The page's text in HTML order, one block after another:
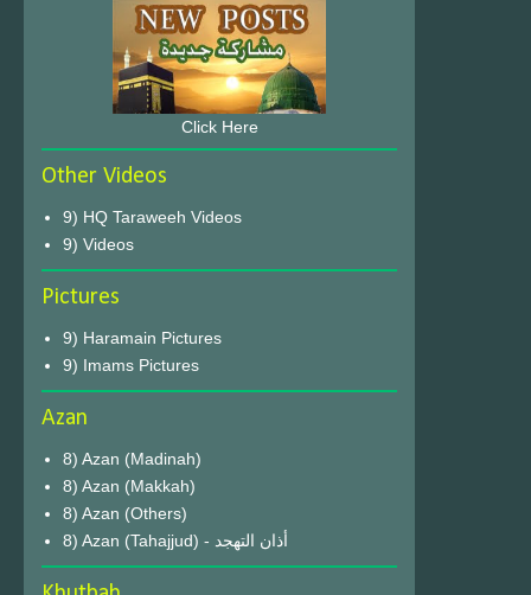
Click Here
Other Videos
9) HQ Taraweeh Videos
9) Videos
Pictures
9) Haramain Pictures
9) Imams Pictures
Azan
8) Azan (Madinah)
8) Azan (Makkah)
8) Azan (Others)
8) Azan (Tahajjud) - أذان التهجد